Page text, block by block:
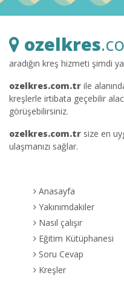
ozelkres
aradığın kreş hizmeti şimdi
ozelkres.com.tr ile
kreşlerle irtibata geçebilir
görüşebilirsiniz.
ozelkres.com.tr size en
ulaşmanızı sağlar.
Anasayfa
Yakınımdakiler
Nasıl çalışır
Eğitim Kütüphanesi
Soru Cevap
Kreşler